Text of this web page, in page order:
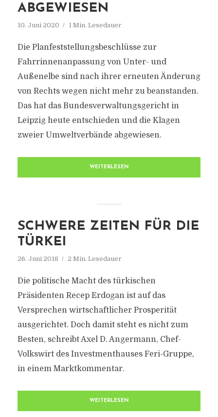
ABGEWIESEN
10. Juni 2020 1 Min. Lesedauer
Die Planfeststellungsbeschlüsse zur
Fahrrinnenanpassung von Unter- und
Außenelbe sind nach ihrer erneuten Änderung
von Rechts wegen nicht mehr zu beanstanden.
Das hat das Bundesverwaltungsgericht in
Leipzig heute entschieden und die Klagen
zweier Umweltverbände abgewiesen.
WEITERLESEN
SCHWERE ZEITEN FÜR DIE
TÜRKEI
26. Juni 2018 2 Min. Lesedauer
Die politische Macht des türkischen
Präsidenten Recep Erdogan ist auf das
Versprechen wirtschaftlicher Prosperität
ausgerichtet. Doch damit steht es nicht zum
Besten, schreibt Axel D. Angermann, Chef-
Volkswirt des Investmenthauses Feri-Gruppe,
in einem Marktkommentar.
WEITERLESEN